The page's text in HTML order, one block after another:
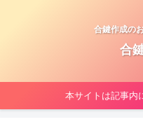
合鍵作成の
合
本サイトは記事内